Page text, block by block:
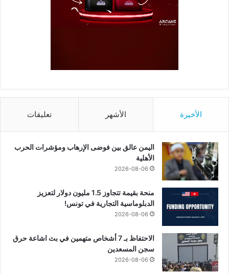
الأخيرة الأشهر تعليقات
اليمن عالق بين فوضى الإرهاب ومؤشرات الحرب
الأهلية
2026-08-06
منحة بقيمة تتجاوز 1.5 مليون دولار لتعزيز
الدبلوماسية التجارية في تونس!
2026-08-06
الاحتفاظ بـ 7 أشخاص متهمين في بث اشاعة حرق
سجن المسعدين
2026-08-06